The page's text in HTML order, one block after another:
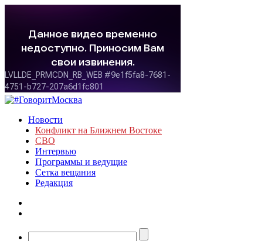
Новости
Конфликт на Ближнем Востоке
СВО
Интервью
Программы и ведущие
Сетка вещания
Редакция